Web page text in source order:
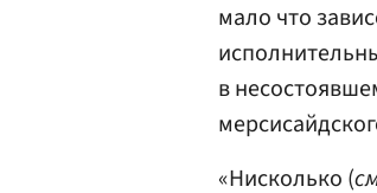
мало что
в
«Нисколько (